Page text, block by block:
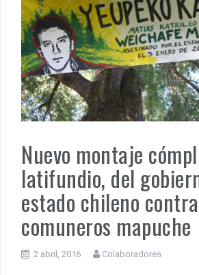
Nuevo montaje
latifundio, del
estado chileno contra
comuneros mapuche
2 abril, 2016 Colaboradores